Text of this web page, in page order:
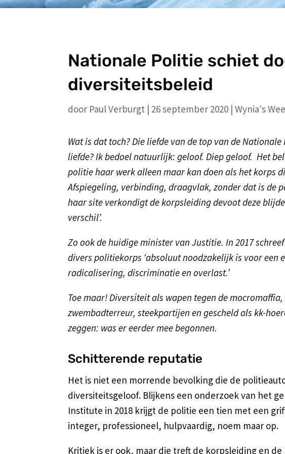
Nationale Politie schiet
diversiteitsbeleid
door Paul Verburgt | 26 september 2020 |Wynia's
Wat is dat toch? Die liefde van de top van de
liefde? Ik bedoel natuurlijk: geloof. Diep geloof. Het
politie haar werk alleen maar kan doen als het korps
Afspiegeling, verbinding, draagvlak, zonder dat is de
haar site verkondigt de korpsleiding devoot deze
verschil’.
Zo ook de huidige minister van Justitie. In 2017
divers politiekorps ‘absoluut noodzakelijk is voor een
radicalisering, discriminatie en overlast.’
Toe maar! Diversiteit als wapen tegen de
zwembadterreur, steekpartijen en gescheld als kk-
zeggen: was er eerder mee begonnen.
Schitterende reputatie
Het is niet een morrende bevolking die de
diversiteitsgeloof. Blijkens een onderzoek van het
Institute in 2018 krijgt de politie een tien met een
integer, professioneel, hulpvaardig, noem maar op.
Kritiek is er ook, maar die treft de korpsleiding en